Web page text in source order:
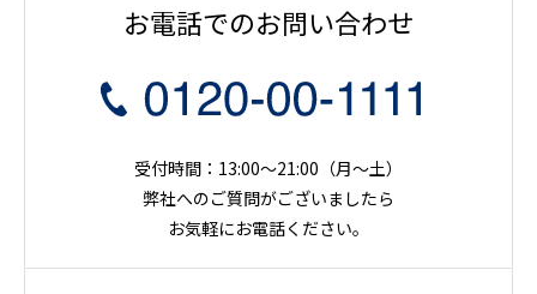
お電話でのお問い合わせ
受付時間：13:00～21:00（月〜土）
弊社へのご質問がございましたら
お気軽にお電話ください。